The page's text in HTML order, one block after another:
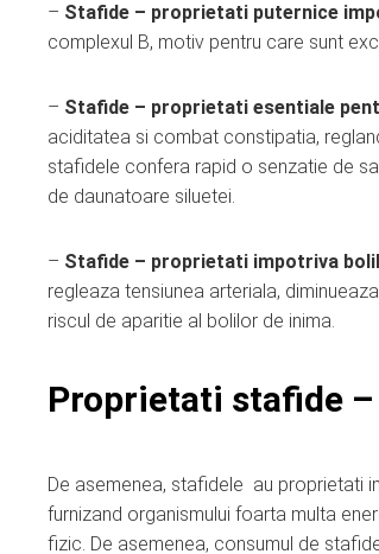
– Stafide – proprietati puternice
complexul B, motiv pentru care sunt
– Stafide – proprietati esentiale
aciditatea si combat constipatia,
stafidele confera rapid o senzatie de
de daunatoare siluetei.
– Stafide – proprietati impotriva
regleaza tensiunea arteriala,
riscul de aparitie al bolilor de inima.
Proprietati stafide
De asemenea, stafidele au proprietati
furnizand organismului foarta multa
fizic. De asemenea, consumul de